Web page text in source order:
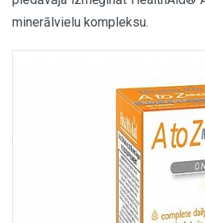
minerālvielu kompleksu.